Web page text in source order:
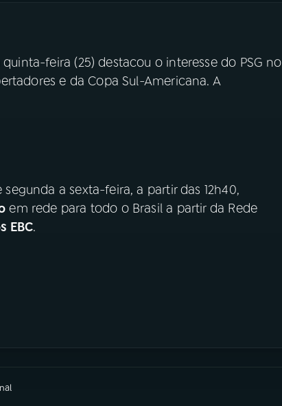
feira (25) destacou o interesse do PSG no
e da Copa Sul-Americana. A
a sexta-feira, a partir das 12h40,
em rede para todo o Brasil a partir da Rede
EBC.